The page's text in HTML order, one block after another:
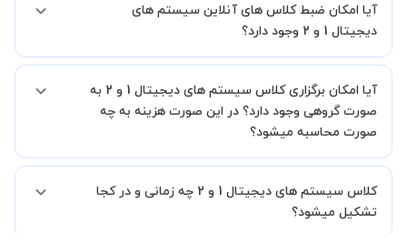
شما میدهیم که استاد شما پیش از جلسه تمامی موارد لازم برای برگزاری
یک کلاس آنلاین با کیفیت و مفید را به شما توضیح خواهند داد.
آیا امکان ضبط کلاس های آنلاین سیستم های
دیجیتال 1 و 2 وجود دارد؟
کنید.
آیا امکان برگزاری کلاس سیستم های دیجیتال 1 و 2 به
صورت گروهی وجود دارد؟ در این صورت هزینه به چه
صورت محاسبه میشود؟
هستند اما در صورتیکه مایل هستید کلاس ها را در کنار دوستان و یا
آشنایان خود به صورت گروهی برگزار کنید، این امکان وجود دارد. در این
کلاس سیستم های دیجیتال 1 و 2 چه زمانی و در کجا
تشکیل میشود؟